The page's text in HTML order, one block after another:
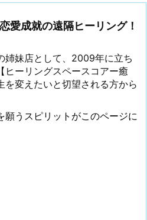
愛成就の遠隔ヒーリング！
姉妹店として、2009年に立ち
ヒーリングスペースコアー癒
を変えたいと切望される方から
願うスピリットがこのページに